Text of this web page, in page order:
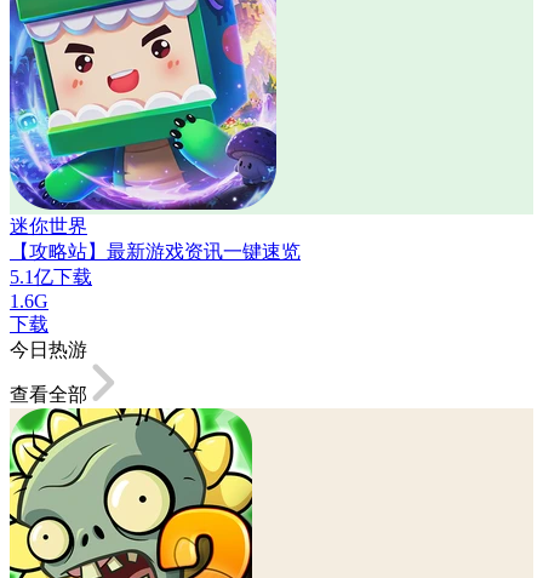
迷你世界
【攻略站】最新游戏资讯一键速览
5.1亿下载
1.6G
下载
今日热游
查看全部